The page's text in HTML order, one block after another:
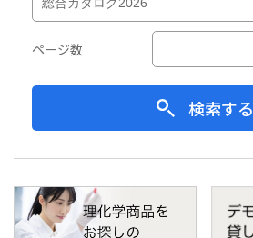
ページ数
検索する